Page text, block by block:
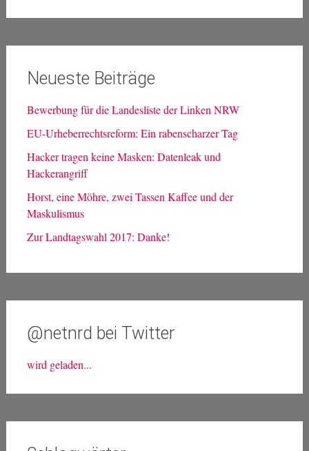
Neueste Beiträge
Bewerbung für die Landesliste der Linken NRW
EU-Urheberrechtsreform: Ein rabenscharzer Tag
Hacker tragen keine Masken: Datenleak und
Hackerangriff
Horst, eine Möhre, zwei Tassen Kaffee und der
Maskulismus
Zur Landtagswahl 2017: Danke!
@netnrd bei Twitter
wird geladen...